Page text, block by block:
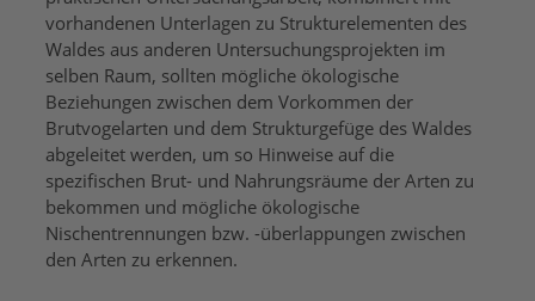
vorhandenen Unterlagen zu Strukturelementen des
Waldes aus anderen Untersuchungsprojekten im
selben Raum, sollten mögliche ökologische
Beziehungen zwischen dem Vorkommen der
Brutvogelarten und dem Strukturgefüge des Waldes
abgeleitet werden, um so Hinweise auf die
spezifischen Brut- und Nahrungsräume der Arten zu
bekommen und mögliche ökologische
Nischentrennungen bzw. -überlappungen zwischen
den Arten zu erkennen.